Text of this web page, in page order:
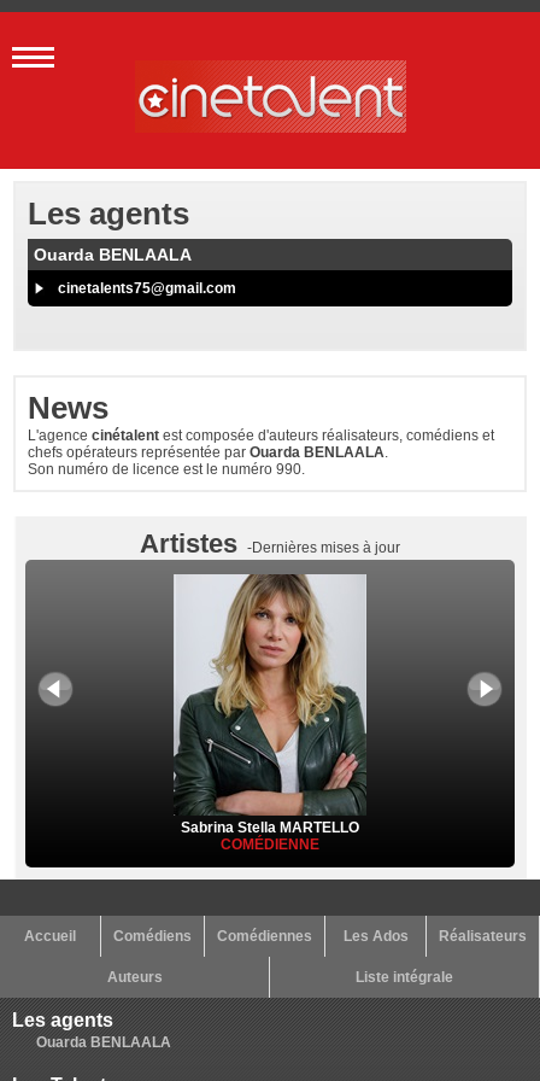
News
L'agencecinétalent est composée d'auteurs réalisateurs, comédiens et
chefs opérateurs représentée parOuarda BENLAALA.
Son numéro de licence est le numéro 990.
Les agents
Ouarda BENLAALA
cinetalents75@gmail.com
Artistes -Dernières mises à jour
Sabrina Stella MARTELLO
COMÉDIENNE
Accueil Comédiens Comédiennes Les Ados Réalisateurs
Auteurs Liste intégrale
Les agents
Ouarda BENLAALA